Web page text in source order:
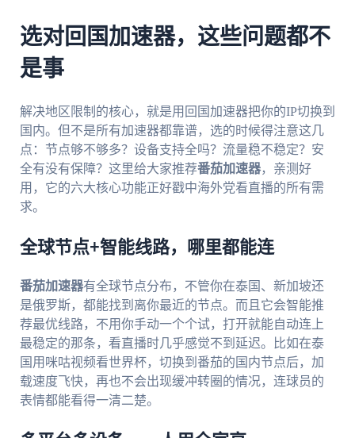
选对回国加速器，这些问题都不
是事
解决地区限制的核心，就是用回国加速器把你的IP切换到
国内。但不是所有加速器都靠谱，选的时候得注意这几
点：节点够不够多？设备支持全吗？流量稳不稳定？安
全有没有保障？这里给大家推荐番茄加速器，亲测好
用，它的六大核心功能正好戳中海外党看直播的所有需
求。
全球节点+智能线路，哪里都能连
番茄加速器有全球节点分布，不管你在泰国、新加坡还
是俄罗斯，都能找到离你最近的节点。而且它会智能推
荐最优线路，不用你手动一个个试，打开就能自动连上
最稳定的那条，看直播时几乎感觉不到延迟。比如在泰
国用咪咕视频看世界杯，切换到番茄的国内节点后，加
载速度飞快，再也不会出现缓冲转圈的情况，连球员的
表情都能看得一清二楚。